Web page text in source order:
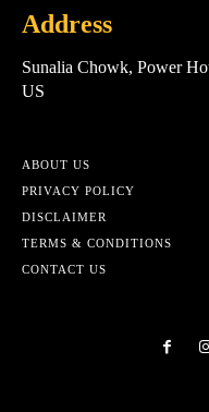
Address
Sunalia Chowk, Power
US
ABOUT US
PRIVACY POLICY
DISCLAIMER
TERMS & CONDITIONS
CONTACT US